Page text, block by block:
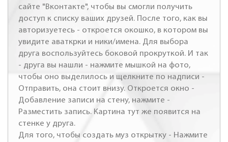
сайте "Вконтакте", чтобы вы смогли получить
доступ к списку ваших друзей. После того, как вы
авторизуетесь - откроется окошко, в котором вы
увидите аваткрки и ники/имена. Для выбора
друга воспользуйтесь боковой прокруткой. И так
- друга вы нашли - нажмите мышкой на фото,
чтобы оно выделилось и щелкните по надписи -
Отправить, она стоит внизу. Откроется окно -
Добавление записи на стену, нажмите -
Разместить запись. Картина тут же появится на
стенке у друга.
Для того, чтобы создать муз открытку - Нажмите